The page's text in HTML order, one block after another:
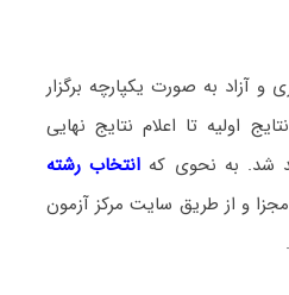
و آزاد به صورت یکپارچه برگزار
اولیه تا اعلام نتایج نهایی
شد. به نحوی که انتخاب رشته
و از طریق سایت مرکز آزمون